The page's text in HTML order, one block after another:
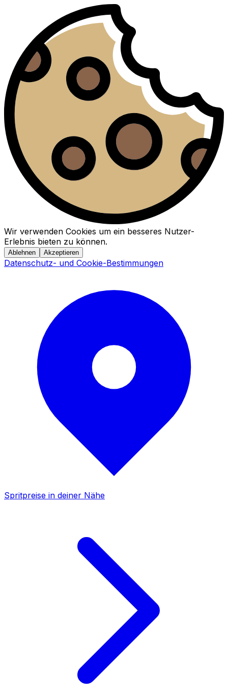
Wir verwenden Cookies um ein besseres Nutzer-
Erlebnis bieten zu können.
Ablehnen Akzeptieren
Datenschutz- und Cookie-Bestimmungen
Spritpreise in deiner Nähe